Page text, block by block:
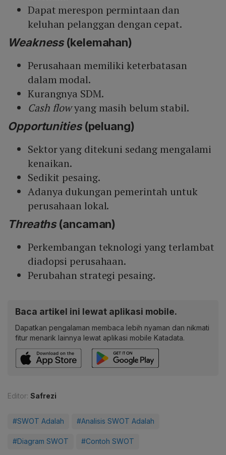
Dapat merespon permintaan dan
keluhan pelanggan dengan cepat.
Weakness(kelemahan)
Perusahaan memiliki keterbatasan
dalam modal.
Kurangnya SDM.
Cash flowyang masih belum stabil.
Opportunities(peluang)
Sektor yang ditekuni sedang mengalami
kenaikan.
Sedikit pesaing.
Adanya dukungan pemerintah untuk
perusahaan lokal.
Threaths(ancaman)
Perkembangan teknologi yang terlambat
diadopsi perusahaan.
Perubahan strategi pesaing.
Baca artikel ini lewat aplikasi mobile.
Dapatkan pengalaman membaca lebih nyaman dan nikmati
fitur menarik lainnya lewat aplikasi mobile Katadata.
Editor: Safrezi
#SWOT Adalah #Analisis SWOT Adalah
#Diagram SWOT #Contoh SWOT